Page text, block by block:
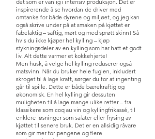
det som er vanlig i intensiv produksjon. Det er
inspirerende å se hvordan de driver med
omtanke for både dyrene og miljøet, og jeg kan
også skrive under på at smaken på kjøttet er
fabelaktig – saftig, mørt og med sprøtt skinn! Så
hvis du ikke kjøper hel kylling – kjøp
stykningsdeler av en kylling som har hatt et godt
liv. Alt dette varmer et kokkehjerte!
Men husk, å velge hel kylling reduserer også
matsvinn. Når du bruker hele fuglen, inkludert
skroget til å lage kraft, sørger du for at ingenting
går til spille. Dette er både bærekraftig og
økonomisk. En hel kylling gir dessuten
muligheten til å lage mange ulike retter – fra
klassikere som coq au vin og kyllingfrikassé, til
enklere løsninger som salater eller frysing av
kjøttet til senere bruk. Det er en allsidig råvare
som gir mer for pengene og flere